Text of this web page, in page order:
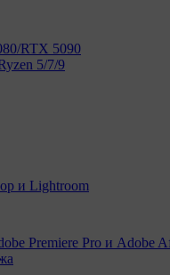
RTX 5090
5/7/9
и Lightroom
Premiere Pro и Adobe